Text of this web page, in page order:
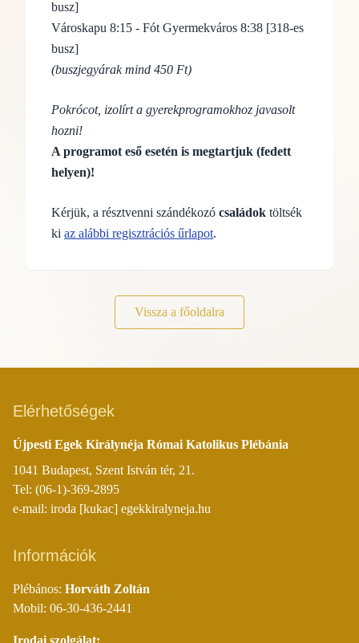
busz]
Városkapu 8:15 - Fót Gyermekváros 8:38 [318-es
busz]
(buszjegyárak mind 450 Ft)
Pokrócot, izolírt a gyerekprogramokhoz javasolt
hozni!
A programot eső esetén is megtartjuk (fedett
helyen)!
Kérjük, a résztvenni szándékozó családok töltsék
ki az alábbi regisztrációs űrlapot.
Vissza a főoldalra
Elérhetőségek
Újpesti Egek Királynéja Római Katolikus Plébánia
1041 Budapest, Szent István tér, 21.
Tel: (06-1)-369-2895
e-mail: iroda [kukac] egekkiralyneja.hu
Információk
Plébános: Horváth Zoltán
Mobil: 06-30-436-2441